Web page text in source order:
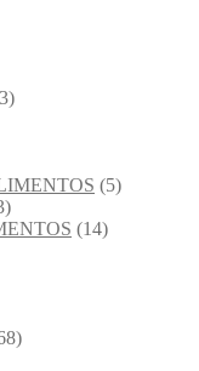
(5)
(14)